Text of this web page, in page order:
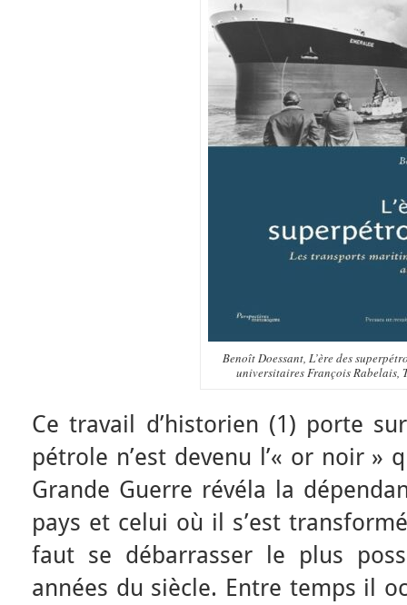
Benoît Doessant, L’ère des
universitaires François Rabelais,
Ce travail d’historien (1) porte
pétrole n’est devenu l’« or noir »
Grande Guerre révéla la
pays et celui où il s’est
faut se débarrasser le plus
années du siècle. Entre temps il